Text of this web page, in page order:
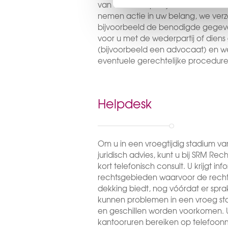
i
n
g
c
e
van de wederpartij of stelt namens
nemen actie in uw belang, we
bijvoorbeeld de benodigde
voor u met de wederpartij of
(bijvoorbeeld een advocaat) en
eventuele gerechtelijke
Helpdesk
Om u in een vroegtijdig stadium
juridisch advies, kunt u bij SRM
kort telefonisch consult. U krijgt
rechtsgebieden waarvoor de
dekking biedt, nog vóórdat er
kunnen problemen in een vroeg
en geschillen worden voorkomen.
kantooruren bereiken op